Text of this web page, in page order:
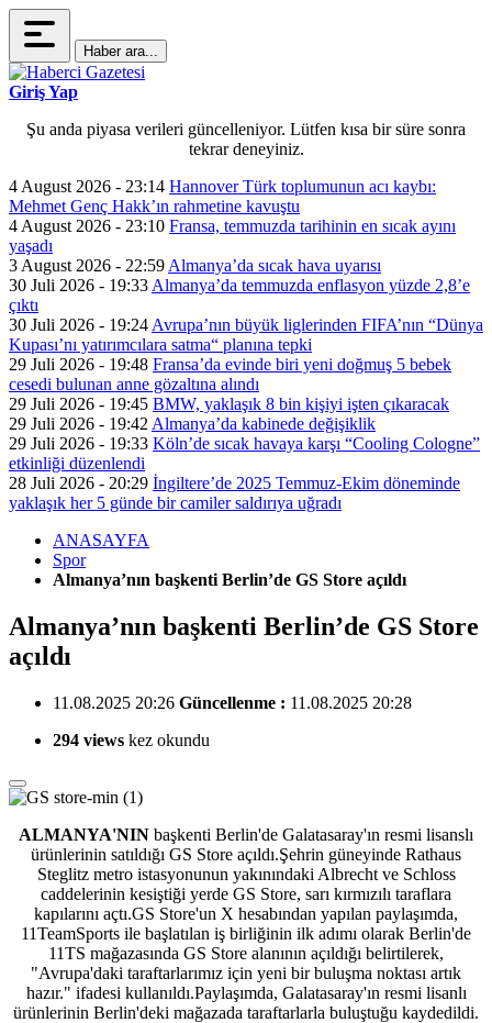
Haber ara...
Giriş Yap
Şu anda piyasa verileri güncelleniyor. Lütfen kısa bir süre sonra
tekrar deneyiniz.
4 August 2026 - 23:14 Hannover Türk toplumunun acı kaybı:
Mehmet Genç Hakk’ın rahmetine kavuştu
4 August 2026 - 23:10 Fransa, temmuzda tarihinin en sıcak ayını
yaşadı
3 August 2026 - 22:59 Almanya’da sıcak hava uyarısı
30 Juli 2026 - 19:33 Almanya’da temmuzda enflasyon yüzde 2,8’e
çıktı
30 Juli 2026 - 19:24 Avrupa’nın büyük liglerinden FIFA’nın “Dünya
Kupası’nı yatırımcılara satma“ planına tepki
29 Juli 2026 - 19:48 Fransa’da evinde biri yeni doğmuş 5 bebek
cesedi bulunan anne gözaltına alındı
29 Juli 2026 - 19:45 BMW, yaklaşık 8 bin kişiyi işten çıkaracak
29 Juli 2026 - 19:42 Almanya’da kabinede değişiklik
29 Juli 2026 - 19:33 Köln’de sıcak havaya karşı “Cooling Cologne”
etkinliği düzenlendi
28 Juli 2026 - 20:29 İngiltere’de 2025 Temmuz-Ekim döneminde
yaklaşık her 5 günde bir camiler saldırıya uğradı
ANASAYFA
Spor
Almanya’nın başkenti Berlin’de GS Store açıldı
Almanya’nın başkenti Berlin’de GS Store
açıldı
11.08.2025 20:26 Güncellenme : 11.08.2025 20:28
294 views kez okundu
ALMANYA'NIN başkenti Berlin'de Galatasaray'ın resmi lisanslı
ürünlerinin satıldığı GS Store açıldı.Şehrin güneyinde Rathaus
Steglitz metro istasyonunun yakınındaki Albrecht ve Schloss
caddelerinin kesiştiği yerde GS Store, sarı kırmızılı taraflara
kapılarını açtı.GS Store'un X hesabından yapılan paylaşımda,
11TeamSports ile başlatılan iş birliğinin ilk adımı olarak Berlin'de
11TS mağazasında GS Store alanının açıldığı belirtilerek,
"Avrupa'daki taraftarlarımız için yeni bir buluşma noktası artık
hazır." ifadesi kullanıldı.Paylaşımda, Galatasaray'ın resmi lisanlı
ürünlerinin Berlin'deki mağazada taraftarlarla buluştuğu kaydedildi.